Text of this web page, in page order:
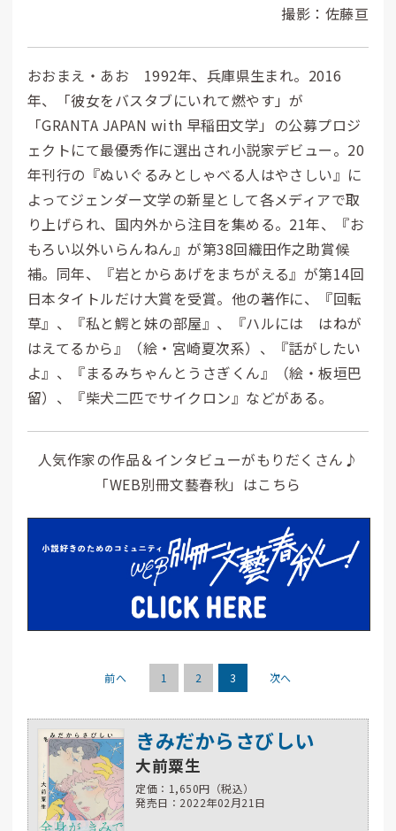
撮影：佐藤亘
おおまえ・あお 1992年、兵庫県生まれ。2016
年、「彼女をバスタブにいれて燃やす」が
「GRANTA JAPAN with 早稲田文学」の公募プロジ
ェクトにて最優秀作に選出され小説家デビュー。20
年刊行の『ぬいぐるみとしゃべる人はやさしい』に
よってジェンダー文学の新星として各メディアで取
り上げられ、国内外から注目を集める。21年、『お
もろい以外いらんねん』が第38回織田作之助賞候
補。同年、『岩とからあげをまちがえる』が第14回
日本タイトルだけ大賞を受賞。他の著作に、『回転
草』、『私と鰐と妹の部屋』、『ハルには はねが
はえてるから』（絵・宮崎夏次系）、『話がしたい
よ』、『まるみちゃんとうさぎくん』（絵・板垣巴
留）、『柴犬二匹でサイクロン』などがある。
人気作家の作品＆インタビューがもりだくさん♪
「WEB別冊文藝春秋」はこちら
前へ 1 2 3 次へ
きみだからさびしい
大前粟生
定価：1,650円（税込）
発売日：2022年02月21日